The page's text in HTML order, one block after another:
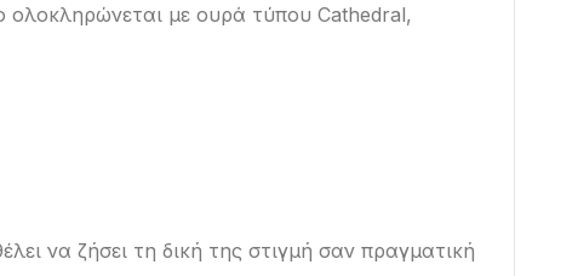
με ουρά τύπου Cathedral,
να ζήσει τη δική της στιγμή σαν πραγματική